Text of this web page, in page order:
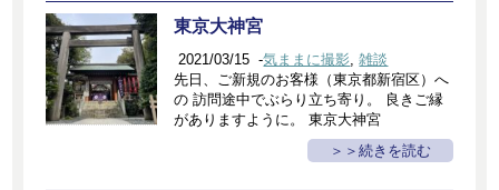
東京大神宮
2021/03/15 -気ままに撮影,雑談
先日、ご新規のお客様（東京都新宿区）へ
の 訪問途中でぶらり立ち寄り。 良きご縁
がありますように。 東京大神宮
＞続きを読む